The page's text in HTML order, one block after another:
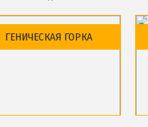
ГЕНИЧЕСКАЯ ГОРКА